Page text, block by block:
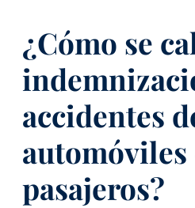
¿Cómo se
accidentes
automóviles
pasajeros?